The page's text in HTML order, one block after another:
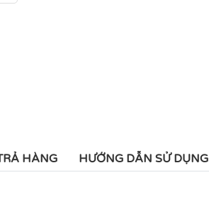
HÀNG HƯỚNG DẪN SỬ DỤNG